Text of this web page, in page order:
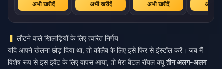
अभी खरीदें अभी खरीदें अभी खरीदें अभी
लौटने वाले खिलाड़ियों के लिए त्वरित निर्णय
यदि आपने खेलना छोड़ दिया था, तो कोलैब के लिए इसे फिर से इंस्टॉल करें। जब मैं
विशेष रूप से इस इवेंट के लिए वापस आया, तो मेरा बैटल रॉयल क्यूतीन अलग-अलग